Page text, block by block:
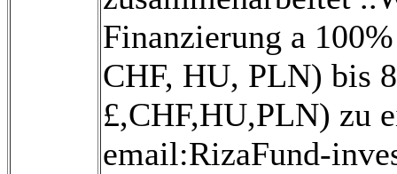
Finanzierung a
CHF, HU, PLN) bis
£,CHF,HU,PLN) zu
email:RizaFund-